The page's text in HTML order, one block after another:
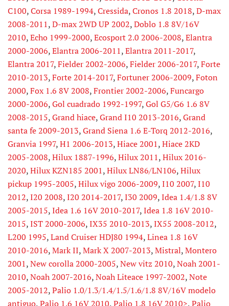
C100,Corsa 1989-1994,Cressida,Cronos 1.8 2018,D-max
2008-2011,D-max 2WD UP 2002,Doblo 1.8 8V/16V
2010,Echo 1999-2000,Ecosport 2.0 2006-2008,Elantra
2000-2006,Elantra 2006-2011,Elantra 2011-2017,
Elantra 2017,Fielder 2002-2006,Fielder 2006-2017,Forte
2010-2013,Forte 2014-2017,Fortuner 2006-2009,Foton
2000,Fox 1.6 8V 2008,Frontier 2002-2006,Funcargo
2000-2006,Gol cuadrado 1992-1997,Gol G5/G6 1.6 8V
2008-2015,Grand hiace,Grand I10 2013-2016,Grand
santa fe 2009-2013,Grand Siena 1.6 E-Torq 2012-2016,
Granvia 1997,H1 2006-2013,Hiace 2001,Hiace 2KD
2005-2008,Hilux 1887-1996,Hilux 2011,Hilux 2016-
2020,Hilux KZN185 2001,Hilux LN86/LN106,Hilux
pickup 1995-2005,Hilux vigo 2006-2009,I10 2007,I10
2012,I20 2008,I20 2014-2017,I30 2009,Idea 1.4/1.8 8V
2005-2015,Idea 1.6 16V 2010-2017,Idea 1.8 16V 2010-
2015,IST 2000-2006,IX35 2010-2013,IX55 2008-2012,
L200 1995,Land Cruiser HDJ80 1994,Linea 1.8 16V
2010-2016,Mark II,Mark X 2007-2013,Mistral,Montero
2001,New corolla 2000-2005,New vitz 2010,Noah 2001-
2010,Noah 2007-2016,Noah Liteace 1997-2002,Note
2005-2012,Palio 1.0/1.3/1.4/1.5/1.6/1.8 8V/16V modelo
antiguo,Palio 1.6 16V 2010,Palio 1.8 16V 2010>,Palio